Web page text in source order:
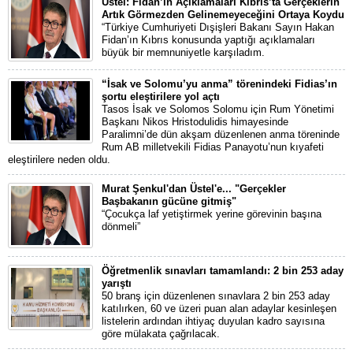
Artık Görmezden Gelinemeyeceğini Ortaya Koydu
“Türkiye Cumhuriyeti Dışişleri Bakanı Sayın Hakan
Fidan’ın Kıbrıs konusunda yaptığı açıklamaları
büyük bir memnuniyetle karşıladım.
“İsak ve Solomu’yu anma” törenindeki Fidias’ın
şortu eleştirilere yol açtı
Tasos İsak ve Solomos Solomu için Rum Yönetimi
Başkanı Nikos Hristodulidis himayesinde
Paralimni’de dün akşam düzenlenen anma töreninde
Rum AB milletvekili Fidias Panayotu’nun kıyafeti
eleştirilere neden oldu.
Murat Şenkul'dan Üstel'e... "Gerçekler
Başbakanın gücüne gitmiş"
“Çocukça laf yetiştirmek yerine görevinin başına
dönmeli”
Öğretmenlik sınavları tamamlandı: 2 bin 253 aday
yarıştı
50 branş için düzenlenen sınavlara 2 bin 253 aday
katılırken, 60 ve üzeri puan alan adaylar kesinleşen
listelerin ardından ihtiyaç duyulan kadro sayısına
göre mülakata çağrılacak.